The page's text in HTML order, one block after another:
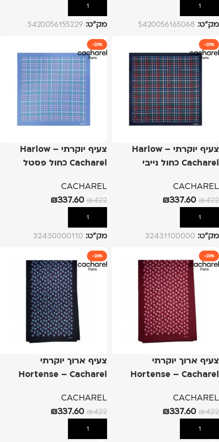
הוספה לסל
מק”ט: 5420056165068
הוספה לסל
מק”ט: 5420056155229
-20%
צעיף יוקרתי Harlow –
Cacharel כחול נייבי
CACHAREL
₪422
₪337.60
הוספה לסל
מק”ט: 32431100000
-20%
צעיף יוקרתי Harlow –
Cacharel כחול פסטל
CACHAREL
₪422
₪337.60
הוספה לסל
מק”ט: 32430000110
-20%
צעיף ארוך יוקרתי
Hortense – Cacharel
CACHAREL
₪422
₪337.60
הוספה לסל
-20%
צעיף ארוך יוקרתי
Hortense – Cacharel
CACHAREL
₪422
₪337.60
הוספה לסל